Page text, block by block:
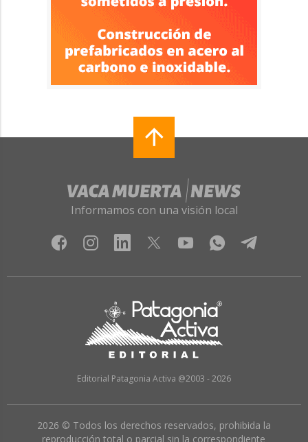
Informamos con una visión local
Editorial Patagonia Activa @2003 - 2026
2026 © Todos los derechos reservados, prohibida la
reproducción total o parcial sin la correspondiente